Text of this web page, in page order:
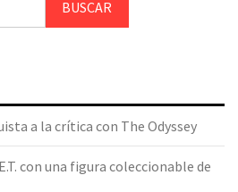
BUSCAR
a la crítica con The Odyssey
con una figura coleccionable de